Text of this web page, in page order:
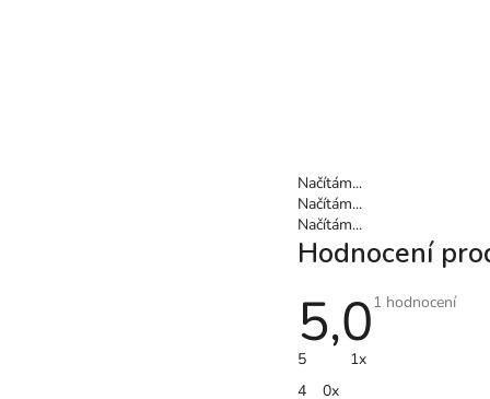
Načítám...
Načítám...
Načítám...
Hodnocení
5,0 Průměrné
1 hodnocení
5
1x
4
0x